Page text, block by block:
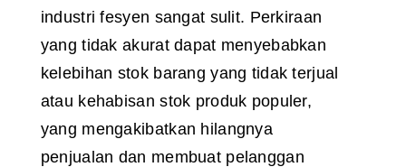
industri fesyen sangat sulit. Perkiraan
yang tidak akurat dapat menyebabkan
kelebihan stok barang yang tidak terjual
atau kehabisan stok produk populer,
yang mengakibatkan hilangnya
penjualan dan membuat pelanggan